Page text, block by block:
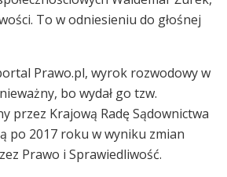
To w odniesieniu do głośnej
Prawo.pl, wyrok rozwodowy w
bo wydał go tzw.
przez Krajową Radę Sądownictwa
po 2017 roku w wyniku zmian
Prawo i Sprawiedliwość.